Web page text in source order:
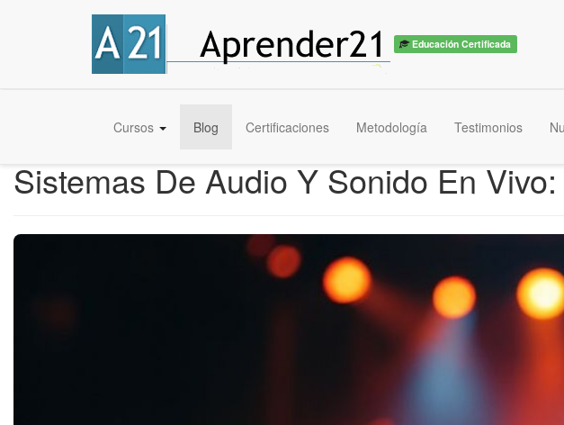
Educación Certificada
Cursos Blog Certificaciones Metodología Testimonios
Sistemas De Audio Y Sonido En